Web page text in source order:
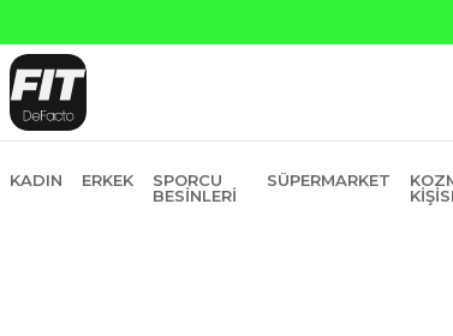
KADIN ERKEK
SPORCU
BESINLERI
SÜPERMARKET